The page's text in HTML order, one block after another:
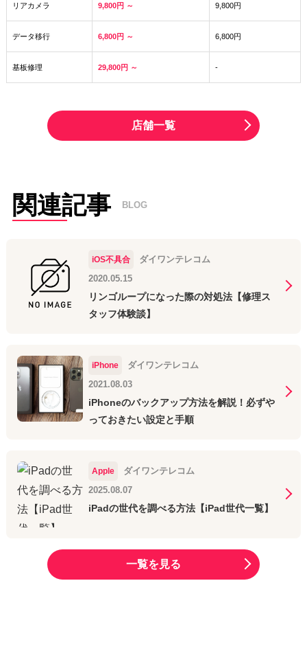
リアカメラ 9,800円 ～ 9,800円
データ移行 6,800円 ～ 6,800円
基板修理 29,800円 ～ -
店舗一覧
関連記事 BLOG
iOS不具合
ダイワンテレコム
2020.05.15
リンゴループになった際の対処法【修理ス
タッフ体験談】
iPhone
ダイワンテレコム
2021.08.03
iPhoneのバックアップ方法を解説！必ずや
っておきたい設定と手順
Apple
ダイワンテレコム
2025.08.07
iPadの世代を調べる方法【iPad世代一覧】
一覧を見る